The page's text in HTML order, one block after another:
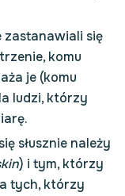
zastanawiali się
komu
je (komu
ludzi, którzy
słusznie należy
) i tym, którzy
tych, którzy